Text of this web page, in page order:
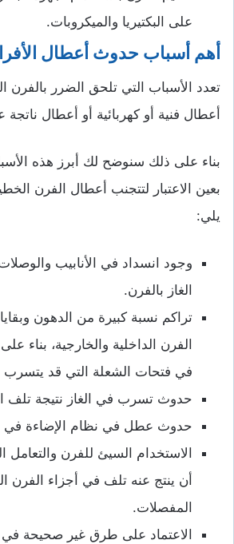
على البكتيريا والميكروبات.
أهم أسباب حدوث أعطال
تعدد الأسباب التي تلحق الضرر بالفرن
أعطال فنية أو كهربائية أو أعطال
بناء على ذلك سنوضح لك أبرز هذه
بعين الاعتبار لتتجنب أعطال الفرن
يلي:
وجود انسداد في الأنابيب
الغاز بالفرن.
تراكم نسبة كبيرة من الدهون
الفرن الداخلية والخارجية، بناء
في فتحات الشعلة التي قد يتسرب
حدوث تسرب في الغاز نتيجة تلف
حدوث عطل في نظام الإضاءة في
الاستخدام السيئ للفرن
أن ينتج عنه تلف في أجزاء الفرن
المفصلات.
الاعتماد على طرق غير صحيحة